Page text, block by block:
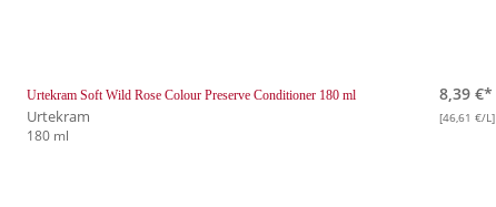
Urtekram Soft Wild Rose Colour Preserve Conditioner 180 ml
Urtekram
180 ml
8,39 €*
[46,61 €/L]